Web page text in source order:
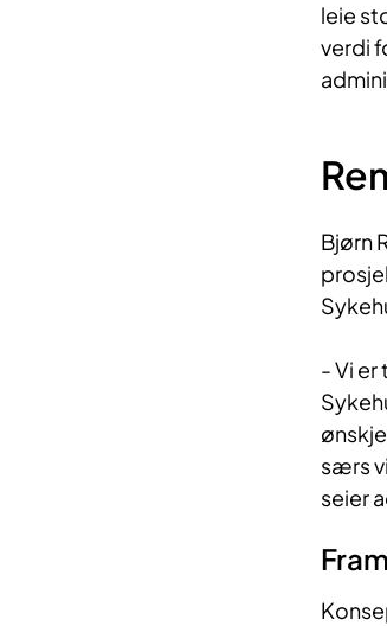
leie
verdi
Bjørn
- Vi er
særs
seier